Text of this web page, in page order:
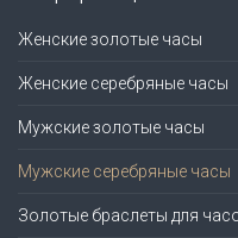
Женские золотые часы
Женские серебряные часы
Мужские золотые часы
Мужские серебряные часы
Золотые браслеты для